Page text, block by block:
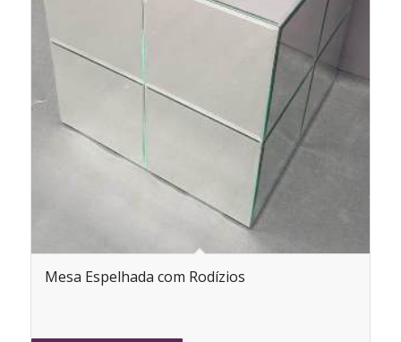
Mesa Espelhada com Rodízios